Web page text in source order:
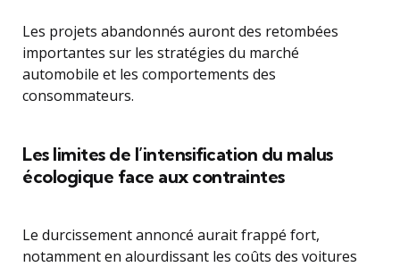
Les projets abandonnés auront des retombées
importantes sur les stratégies du marché
automobile et les comportements des
consommateurs.
Les limites de l’intensification du malus
écologique face aux contraintes
Le durcissement annoncé aurait frappé fort,
notamment en alourdissant les coûts des voitures